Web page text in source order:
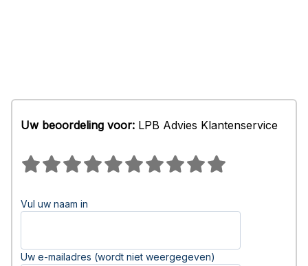
Uw beoordeling voor: LPB Advies Klantenservice
Vul uw naam in
Uw e-mailadres (wordt niet weergegeven)